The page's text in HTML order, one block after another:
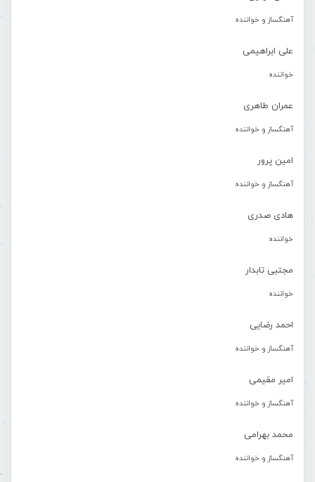
آهنگساز و خواننده
علی ابراهیمی
خواننده
عمران طاهری
آهنگساز و خواننده
امین پرور
آهنگساز و خواننده
هادی صدری
خواننده
مجتبی تابدار
خواننده
احمد رضایی
آهنگساز و خواننده
امیر مقیمی
آهنگساز و خواننده
محمد بهرامی
آهنگساز و خواننده